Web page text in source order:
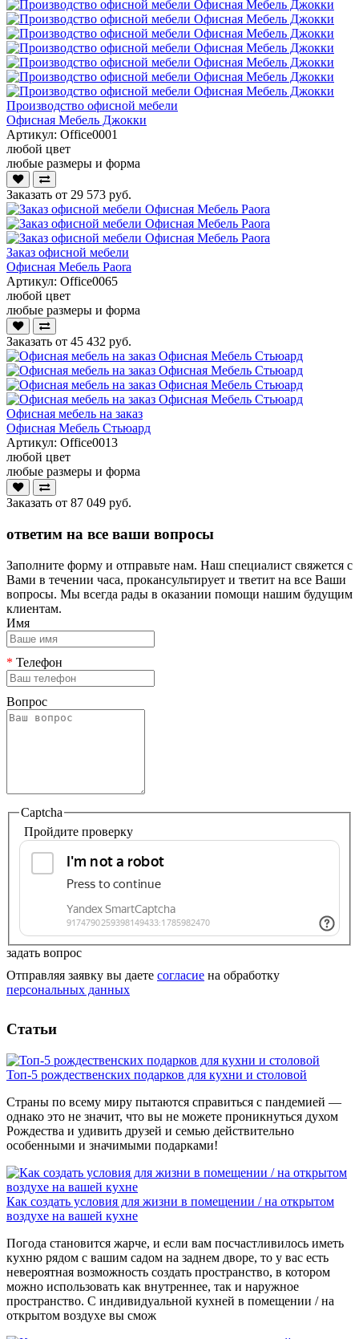
Производство офисной мебели
Офисная Мебель Джокки
Артикул: Office0001
любой цвет
любые размеры и форма
Заказать от 29 573 руб.
Заказ офисной мебели
Офисная Мебель Paora
Артикул: Office0065
любой цвет
любые размеры и форма
Заказать от 45 432 руб.
Офисная мебель на заказ
Офисная Мебель Стьюард
Артикул: Office0013
любой цвет
любые размеры и форма
Заказать от 87 049 руб.
ответим на все ваши вопросы
Заполните форму и отправьте нам. Наш специалист свяжется с
Вами в течении часа, прокансультирует и тветит на все Ваши
вопросы. Мы всегда рады в оказании помощи нашим будущим
клиентам.
Имя
* Телефон
Вопрос
Captcha
Пройдите проверку
задать вопрос
Отправляя заявку вы даете согласие на обработку
персональных данных
Статьи
Топ-5 рождественских подарков для кухни и столовой
Страны по всему миру пытаются справиться с пандемией —
однако это не значит, что вы не можете проникнуться духом
Рождества и удивить друзей и семью действительно
особенными и значимыми подарками!
Как создать условия для жизни в помещении / на открытом
воздухе на вашей кухне
Погода становится жарче, и если вам посчастливилось иметь
кухню рядом с вашим садом на заднем дворе, то у вас есть
невероятная возможность создать пространство, в котором
можно использовать как внутреннее, так и наружное
пространство. С индивидуальной кухней в помещении / на
открытом воздухе вы смож